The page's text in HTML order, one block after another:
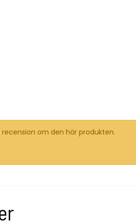
recension om den här produkten.